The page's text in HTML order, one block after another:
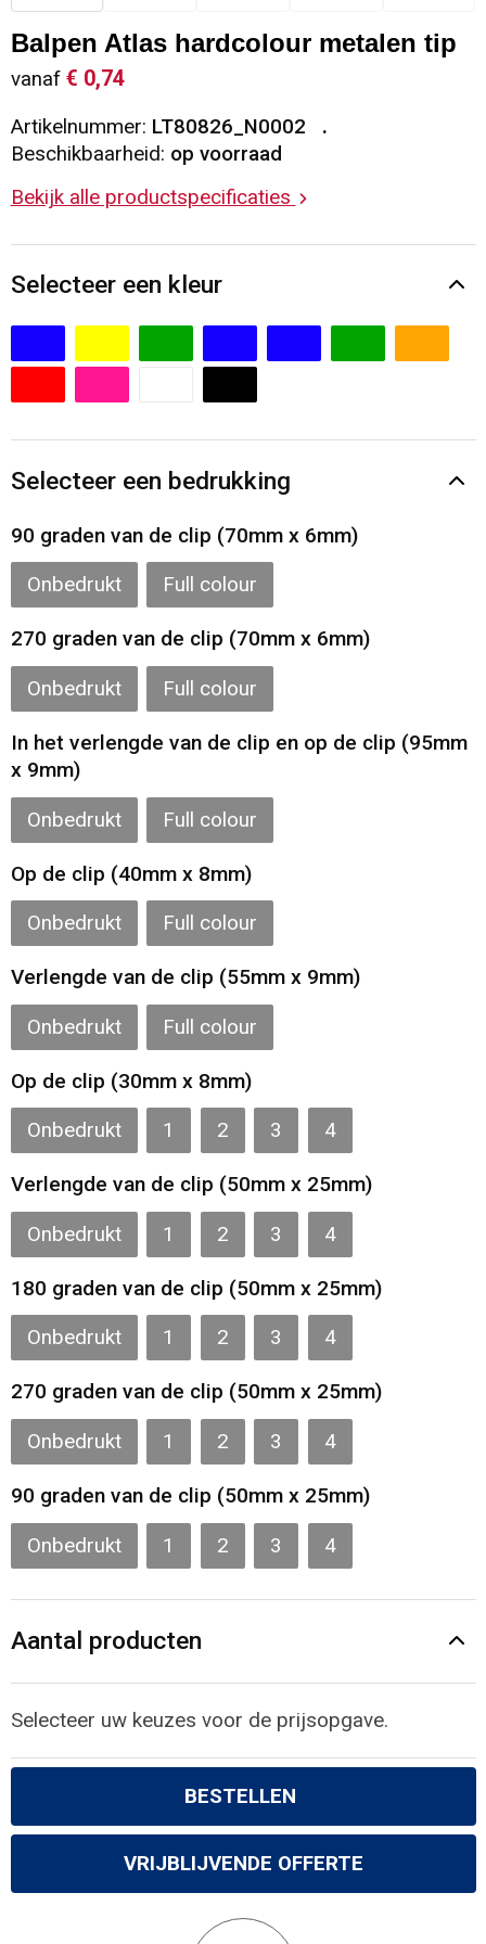
Sleutelhangers en Lanyards
Snoepgoed
Spellen voor binnen en buiten
Sport
Vrije tijd en Strand
Themapakketten
Vesten
Gilets
Blazers
Restauranttextiel
Reflecterende vesten
Hoofdbescherming
Reflecterende polo's
Gehoorbescherming
Caps, Hoeden en Mutsen
Gilets
Kledingaccessoires
Balpen Atlas hardcolour metalen tip
vanaf € 0,74
Artikelnummer: LT80826_N0002
Beschikbaarheid: op voorraad
Bekijk alle productspecificaties
Selecteer een kleur
Selecteer een bedrukking
90 graden van de clip (70mm x 6mm)
Onbedrukt Full colour
270 graden van de clip (70mm x 6mm)
Onbedrukt Full colour
In het verlengde van de clip en op de clip (95mm
x 9mm)
Onbedrukt Full colour
Op de clip (40mm x 8mm)
Onbedrukt Full colour
Verlengde van de clip (55mm x 9mm)
Onbedrukt Full colour
Op de clip (30mm x 8mm)
Onbedrukt 1 2 3 4
Verlengde van de clip (50mm x 25mm)
Onbedrukt 1 2 3 4
180 graden van de clip (50mm x 25mm)
Onbedrukt 1 2 3 4
270 graden van de clip (50mm x 25mm)
Onbedrukt 1 2 3 4
90 graden van de clip (50mm x 25mm)
Onbedrukt 1 2 3 4
Aantal producten
Selecteer uw keuzes voor de prijsopgave.
BESTELLEN
VRIJBLIJVENDE OFFERTE